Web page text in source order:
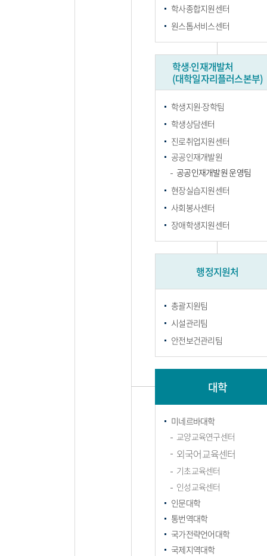
학사종합지원센터
원스톱서비스센터
학생∙인재개발처
(대학일자리플러스본부)
학생지원∙장학팀
학생상담센터
진로취업지원센터
공공인재개발원
공공인재개발원 운영팀
현장실습지원센터
사회봉사센터
장애학생지원센터
행정지원처
총괄지원팀
시설관리팀
안전보건관리팀
대학
미네르바대학
교양교육연구센터
외국어교육센터
기초교육센터
인성교육센터
인문대학
통번역대학
국가전략언어대학
국제지역대학